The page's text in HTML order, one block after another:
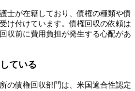
士が在籍しており、債権の種類や債
け付けています。債権回収の依頼は
収前に費用負担が発生する心配があ
ている
の債権回収部門は、米国適合性認定